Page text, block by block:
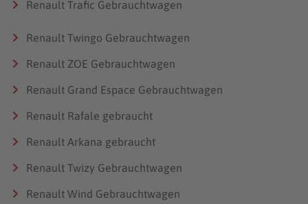
Renault Trafic Gebrauchtwagen
Renault Twingo Gebrauchtwagen
Renault ZOE Gebrauchtwagen
Renault Grand Espace Gebrauchtwagen
Renault Rafale gebraucht
Renault Arkana gebraucht
Renault Twizy Gebrauchtwagen
Renault Wind Gebrauchtwagen